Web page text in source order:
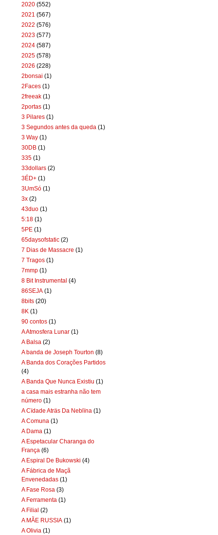
2020 (552)
2021 (567)
2022 (576)
2023 (577)
2024 (587)
2025 (578)
2026 (228)
2bonsai (1)
2Faces (1)
2freeak (1)
2portas (1)
3 Pilares (1)
3 Segundos antes da queda (1)
3 Way (1)
30DB (1)
335 (1)
33dollars (2)
3ÉD+ (1)
3UmSó (1)
3x (2)
43duo (1)
5:18 (1)
5PE (1)
65daysofstatic (2)
7 Dias de Massacre (1)
7 Tragos (1)
7mmp (1)
8 Bit Instrumental (4)
86SEJA (1)
8bits (20)
8K (1)
90 contos (1)
A Atmosfera Lunar (1)
A Balsa (2)
A banda de Joseph Tourton (8)
A Banda dos Corações Partidos
(4)
A Banda Que Nunca Existiu (1)
a casa mais estranha não tem
número (1)
A Cïdade Aträs Da Neblïna (1)
A Comuna (1)
A Dama (1)
A Espetacular Charanga do
França (6)
A Espiral De Bukowski (4)
A Fábrica de Maçã
Envenedadas (1)
A Fase Rosa (3)
A Ferramenta (1)
A Filial (2)
A MÃE RUSSIA (1)
A Olivia (1)